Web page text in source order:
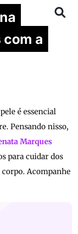
a
é essencial
Pensando nisso,
Marques
para cuidar dos
Acompanhe